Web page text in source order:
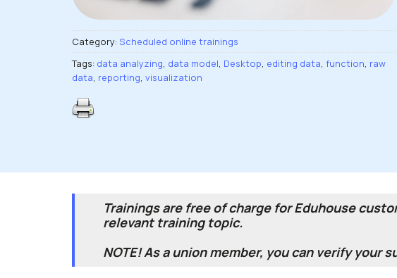
Category: Scheduled online trainings
Tags: data analyzing, data model, Desktop, editing data, function, raw
data, reporting, visualization
Trainings are free of charge for Eduhouse
relevant training topic.
NOTE! As a union member, you can verify